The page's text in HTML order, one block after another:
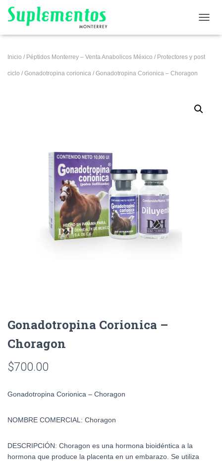
Inicio / Péptidos Monterrey – Venta Anabolicos México / Protectores y post
ciclo / Gonadotropina corionica / Gonadotropina Corionica – Choragon
Gonadotropina Corionica –
Choragon
$700.00
Gonadotropina Corionica – Choragon
NOMBRE COMERCIAL: Choragon
DESCRIPCIÓN: Choragon es una hormona bioidéntica a la
hormona que produce la placenta en un embarazo. Se utiliza